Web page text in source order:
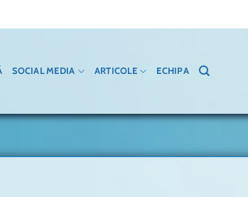
SOCIAL MEDIA ARTICOLE ECHIPA